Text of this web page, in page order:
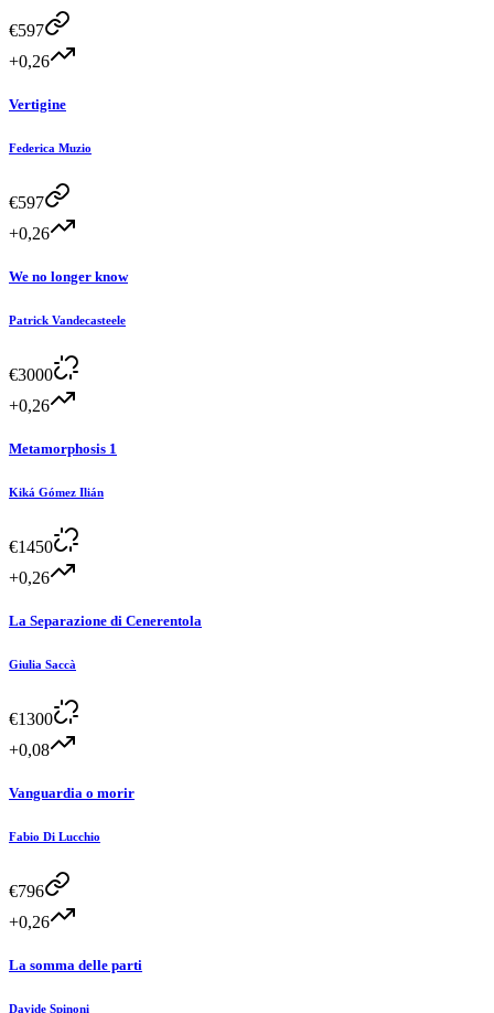
€597
+0,26
Vertigine
Federica Muzio
€597
+0,26
We no longer know
Patrick Vandecasteele
€3000
+0,26
Metamorphosis 1
Kiká Gómez Ilián
€1450
+0,26
La Separazione di Cenerentola
Giulia Saccà
€1300
+0,08
Vanguardia o morir
Fabio Di Lucchio
€796
+0,26
La somma delle parti
Davide Spinoni